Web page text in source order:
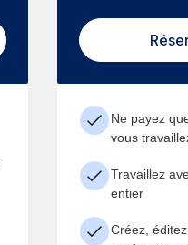
Ne payez
vous
Travaillez
entier
Créez,